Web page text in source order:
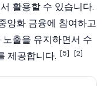
활용할 수 있습니다.
앙화 금융에 참여하고
출을 유지하면서 수
제공합니다. [5] [2]